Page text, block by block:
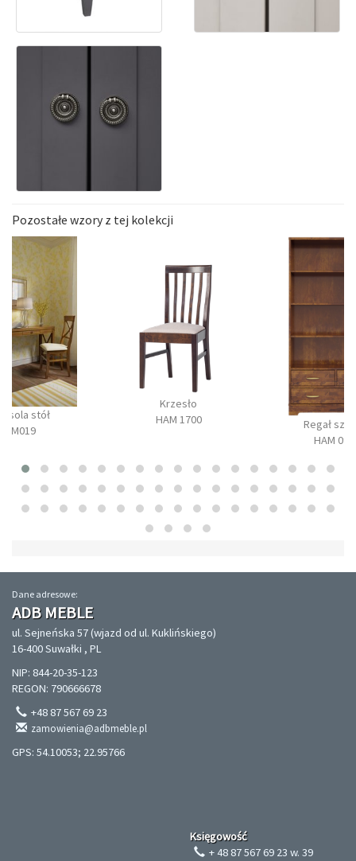
Pozostałe wzory z tej kolekcji
stół
BM019
Krzesło
HAM 1700
Regał
HAM
Dane adresowe:
ADB MEBLE
ul. Sejneńska 57 (wjazd od ul. Kuklińskiego)
16-400 Suwałki , PL
NIP: 844-20-35-123
REGON: 790666678
+48 87 567 69 23
zamowienia@adbmeble.pl
GPS: 54.10053; 22.95766
Księgowość
+ 48 87 567 69 23 w. 39